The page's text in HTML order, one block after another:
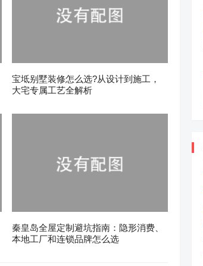
宝坻别墅装修怎么选?从设计到施工，
大宅专属工艺全解析
秦皇岛全屋定制避坑指南：隐形消费、
本地工厂和连锁品牌怎么选